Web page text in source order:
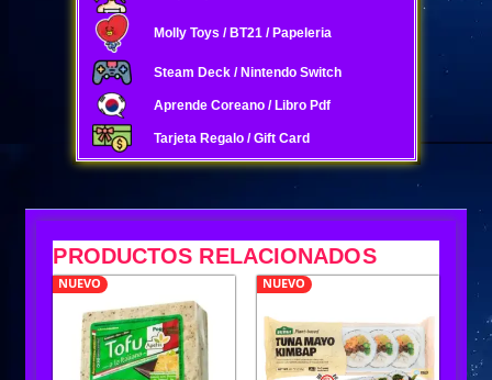
Molly Toys / BT21 / Papeleria
Steam Deck / Nintendo Switch
Aprende Coreano / Libro Pdf
Tarjeta Regalo / Gift Card
PRODUCTOS RELACIONADOS
NUEVO NUEVO